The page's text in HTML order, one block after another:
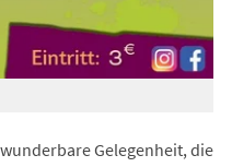
Gelegenheit, die